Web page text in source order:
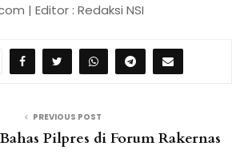
| Editor : Redaksi NSI
PREVIOUS POST
Pilpres di Forum Rakernas